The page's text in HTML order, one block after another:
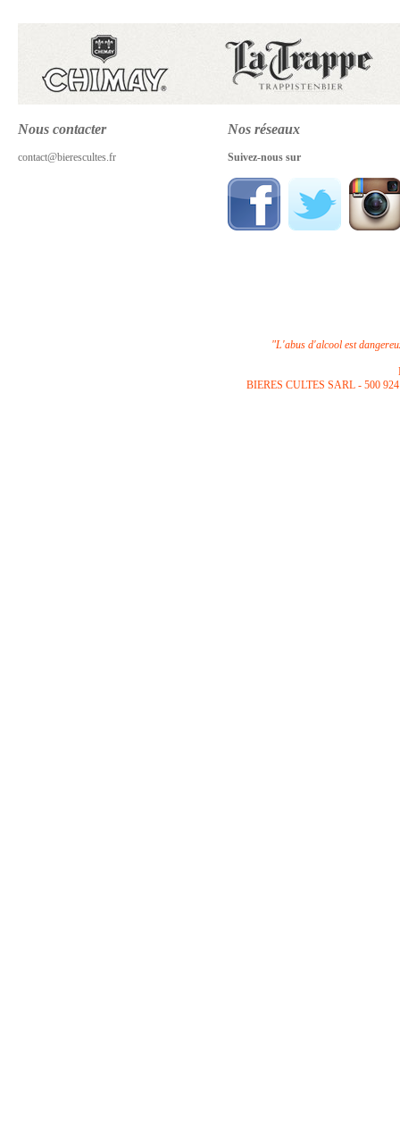
Nous contacter
contact@bierescultes.fr
Nos réseaux
Suivez-nous sur
"L'abus d'alcool est
BIERES CULTES SARL - 500